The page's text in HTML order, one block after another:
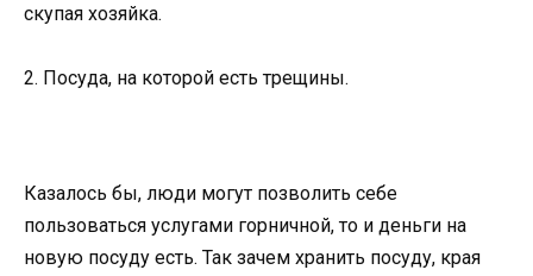
скупая хозяйка.
2. Посуда, на которой есть трещины.
Казалось бы, люди могут позволить себе
пользоваться услугами горничной, то и деньги на
новую посуду есть. Так зачем хранить посуду, края